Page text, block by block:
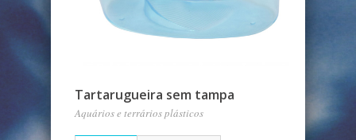
Tartarugueira sem tampa
Aquários e terrários plásticos